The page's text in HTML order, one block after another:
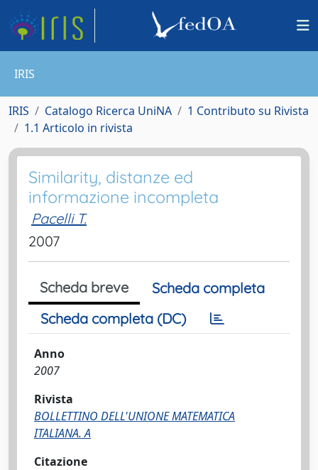
IRIS
IRIS Catalogo Ricerca UniNA
1 Contributo su Rivista
1.1 Articolo in rivista
Similarity, distanze ed
informazione incompleta
Pacelli T.
2007
Scheda breve
Scheda completa
Scheda completa (DC)
Anno
2007
Rivista
BOLLETTINO DELL'UNIONE MATEMATICA
ITALIANA. A
Citazione